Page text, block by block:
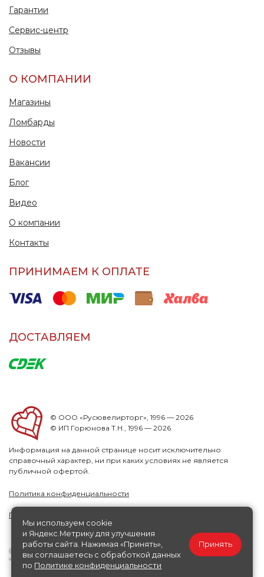
Гарантии
Сервис-центр
Отзывы
О КОМПАНИИ
Магазины
Ломбарды
Новости
Вакансии
Блог
Видео
О компании
Контакты
ПРИНИМАЕМ К ОПЛАТЕ
ДОСТАВЛЯЕМ
© ООО «Русювелирторг», 1996 — 2026
© ИП Горюнова Т.Н., 1996 — 2026
Информация на данной странице носит исключительно
справочный характер, ни при каких условиях не является
публичной офертой.
Политика конфиденциальности
Публичная офера
Мы используем cookie
и Яндекс.Метрику для улучшения
работы сайта. Нажимая «Принять»,
вы соглашаетесь с обработкой данных
по Политике конфиденциальности
Принять